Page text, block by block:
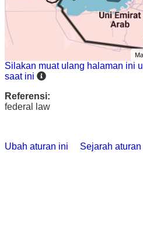
Silakan muat ulang halaman ini
saat ini
Referensi:
federal law
Ubah aturan ini Sejarah aturan